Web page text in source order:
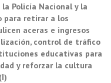
Policía Nacional y la
para retirar a los
aceras e ingresos
control de tráfico
educativas para
y reforzar la cultura